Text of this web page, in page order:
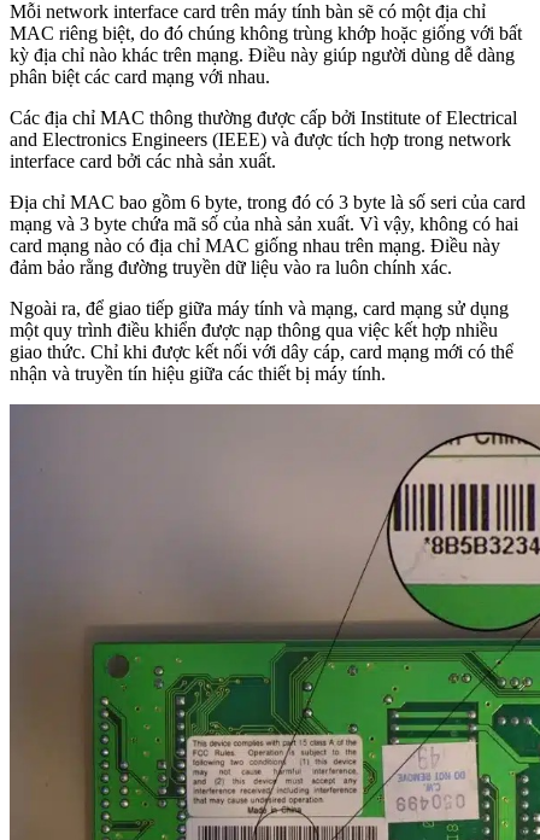
Mỗi network interface card trên máy tính bàn sẽ có một địa chỉ
MAC riêng biệt, do đó chúng không trùng khớp hoặc giống với bất
kỳ địa chỉ nào khác trên mạng. Điều này giúp người dùng dễ dàng
phân biệt các card mạng với nhau.
Các địa chỉ MAC thông thường được cấp bởi Institute of Electrical
and Electronics Engineers (IEEE) và được tích hợp trong network
interface card bởi các nhà sản xuất.
Địa chỉ MAC bao gồm 6 byte, trong đó có 3 byte là số seri của card
mạng và 3 byte chứa mã số của nhà sản xuất. Vì vậy, không có hai
card mạng nào có địa chỉ MAC giống nhau trên mạng. Điều này
đảm bảo rằng đường truyền dữ liệu vào ra luôn chính xác.
Ngoài ra, để giao tiếp giữa máy tính và mạng, card mạng sử dụng
một quy trình điều khiển được nạp thông qua việc kết hợp nhiều
giao thức. Chỉ khi được kết nối với dây cáp, card mạng mới có thể
nhận và truyền tín hiệu giữa các thiết bị máy tính.